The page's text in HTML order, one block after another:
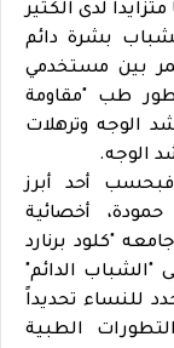
لدى الكثير
بشرة دائم
بين مستخدمي
طب "مقاومة
الوجه وترهلات
الوجه.
أحد أبرز
أخصائية
"كلود برنارد
الدائم"
للنساء تحديداً
الطبية